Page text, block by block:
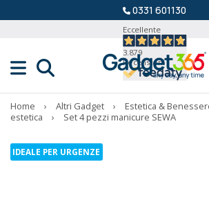
0331 601130
Eccellente
3.879
Recensioni
Home › Altri Gadget › Estetica &
estetica
› Set 4 pezzi manicure SEWA
IDEALE PER URGENZE